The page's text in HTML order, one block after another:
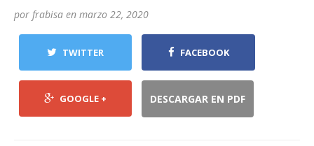
por frabisa en marzo 22, 2020
TWITTER FACEBOOK
GOOGLE + DESCARGAR EN PDF